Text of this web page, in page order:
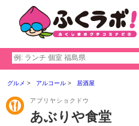
グルメ アルコール 居酒屋
アブリヤショクドウ
あぶりや食堂